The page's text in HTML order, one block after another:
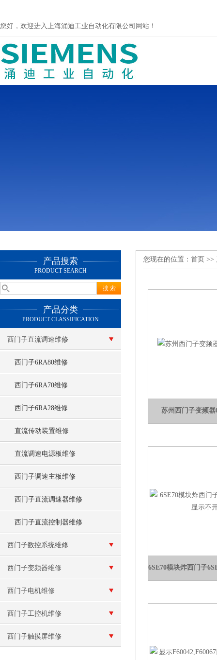
您好，欢迎进入上海涌迪工业自动化有限公司网站！
产品搜索
PRODUCT SEARCH
产品分类
PRODUCT CLASSIFICATION
西门子直流调速维修
西门子6RA80维修
西门子6RA70维修
西门子6RA28维修
直流传动装置维修
直流调速电源板维修
西门子调速主板维修
西门子直流调速器维修
西门子直流控制器维修
西门子数控系统维修
西门子变频器维修
西门子电机维修
西门子工控机维修
西门子触摸屏维修
您现在的位置： 首页 >>
苏州西门子变频器